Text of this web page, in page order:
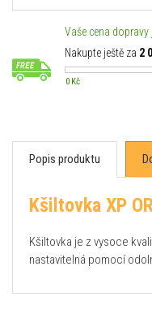
Vaše cena dopravy
Nakupte ještě za 2
0 Kč
Popis produktu
Kšiltovka XP
Kšiltovka je z vysoce
nastavitelná pomocí